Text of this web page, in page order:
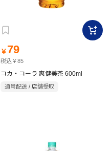
￥ 79
税込￥85
コカ・コーラ 爽健美茶 600ml
通常配送 / 店舗受取